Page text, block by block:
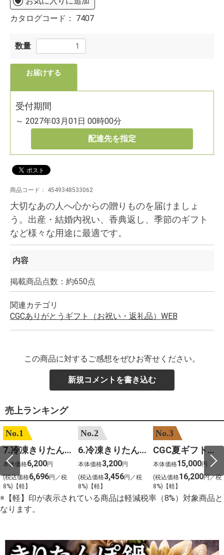
カタログコード： 7407
数量
お届けする
配達先を指定
受付期間
～ 2027年03月01日 00時00分
商品コード： 4549348533062
大切なあの人へ心からの贈りものを届けましょ
う。出産・結婚内祝い、香典返し、季節のギフト
など様々な用途に最適です。
内容
掲載商品点数：約650点
関連カテゴリ
CGCありがとうギフト（お祝い・返礼品）WEB
この商品に対するご感想をぜひお寄せください。
新規コメントを書き込む
売上ランキング
No.1
7.冷凍きりたんぽセットM 野菜なし 4人前
本体価格6,200円
(税込価格6,696円／税
8%)【軽】
No.2
6.冷凍きりたんぽセットＳ 野菜なし 2人前
本体価格3,200円
(税込価格3,456円／税
8%)【軽】
No.3
CGC夏ギフト【1101】和牛苑 神戸牛・三田和牛食べ比べ(680g)
本体価格15,000円
(税込価格16,200円／税
8%)【軽】
※【軽】印が表示されている商品は軽減税率（8%）対象商品と
なります。